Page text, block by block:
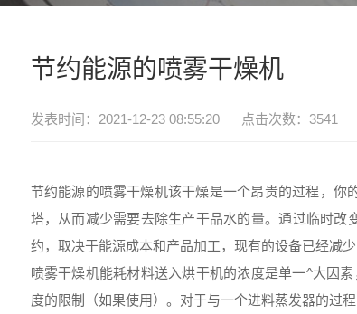
节约能源的喷雾干燥机
发表时间：2021-12-23 08:55:20 点击次数：3541
节约能源的喷雾干燥机该干燥是一个昂贵的过程，
塔，从而减少需要去除生产干品水的量。通过临时
约，取决于能源成本和产品加工，现有的设备已经减
喷雾干燥机能耗材料送入烘干机的浓度是单一^大因
度的限制（如果使用）。对于与一个进料蒸发器的过